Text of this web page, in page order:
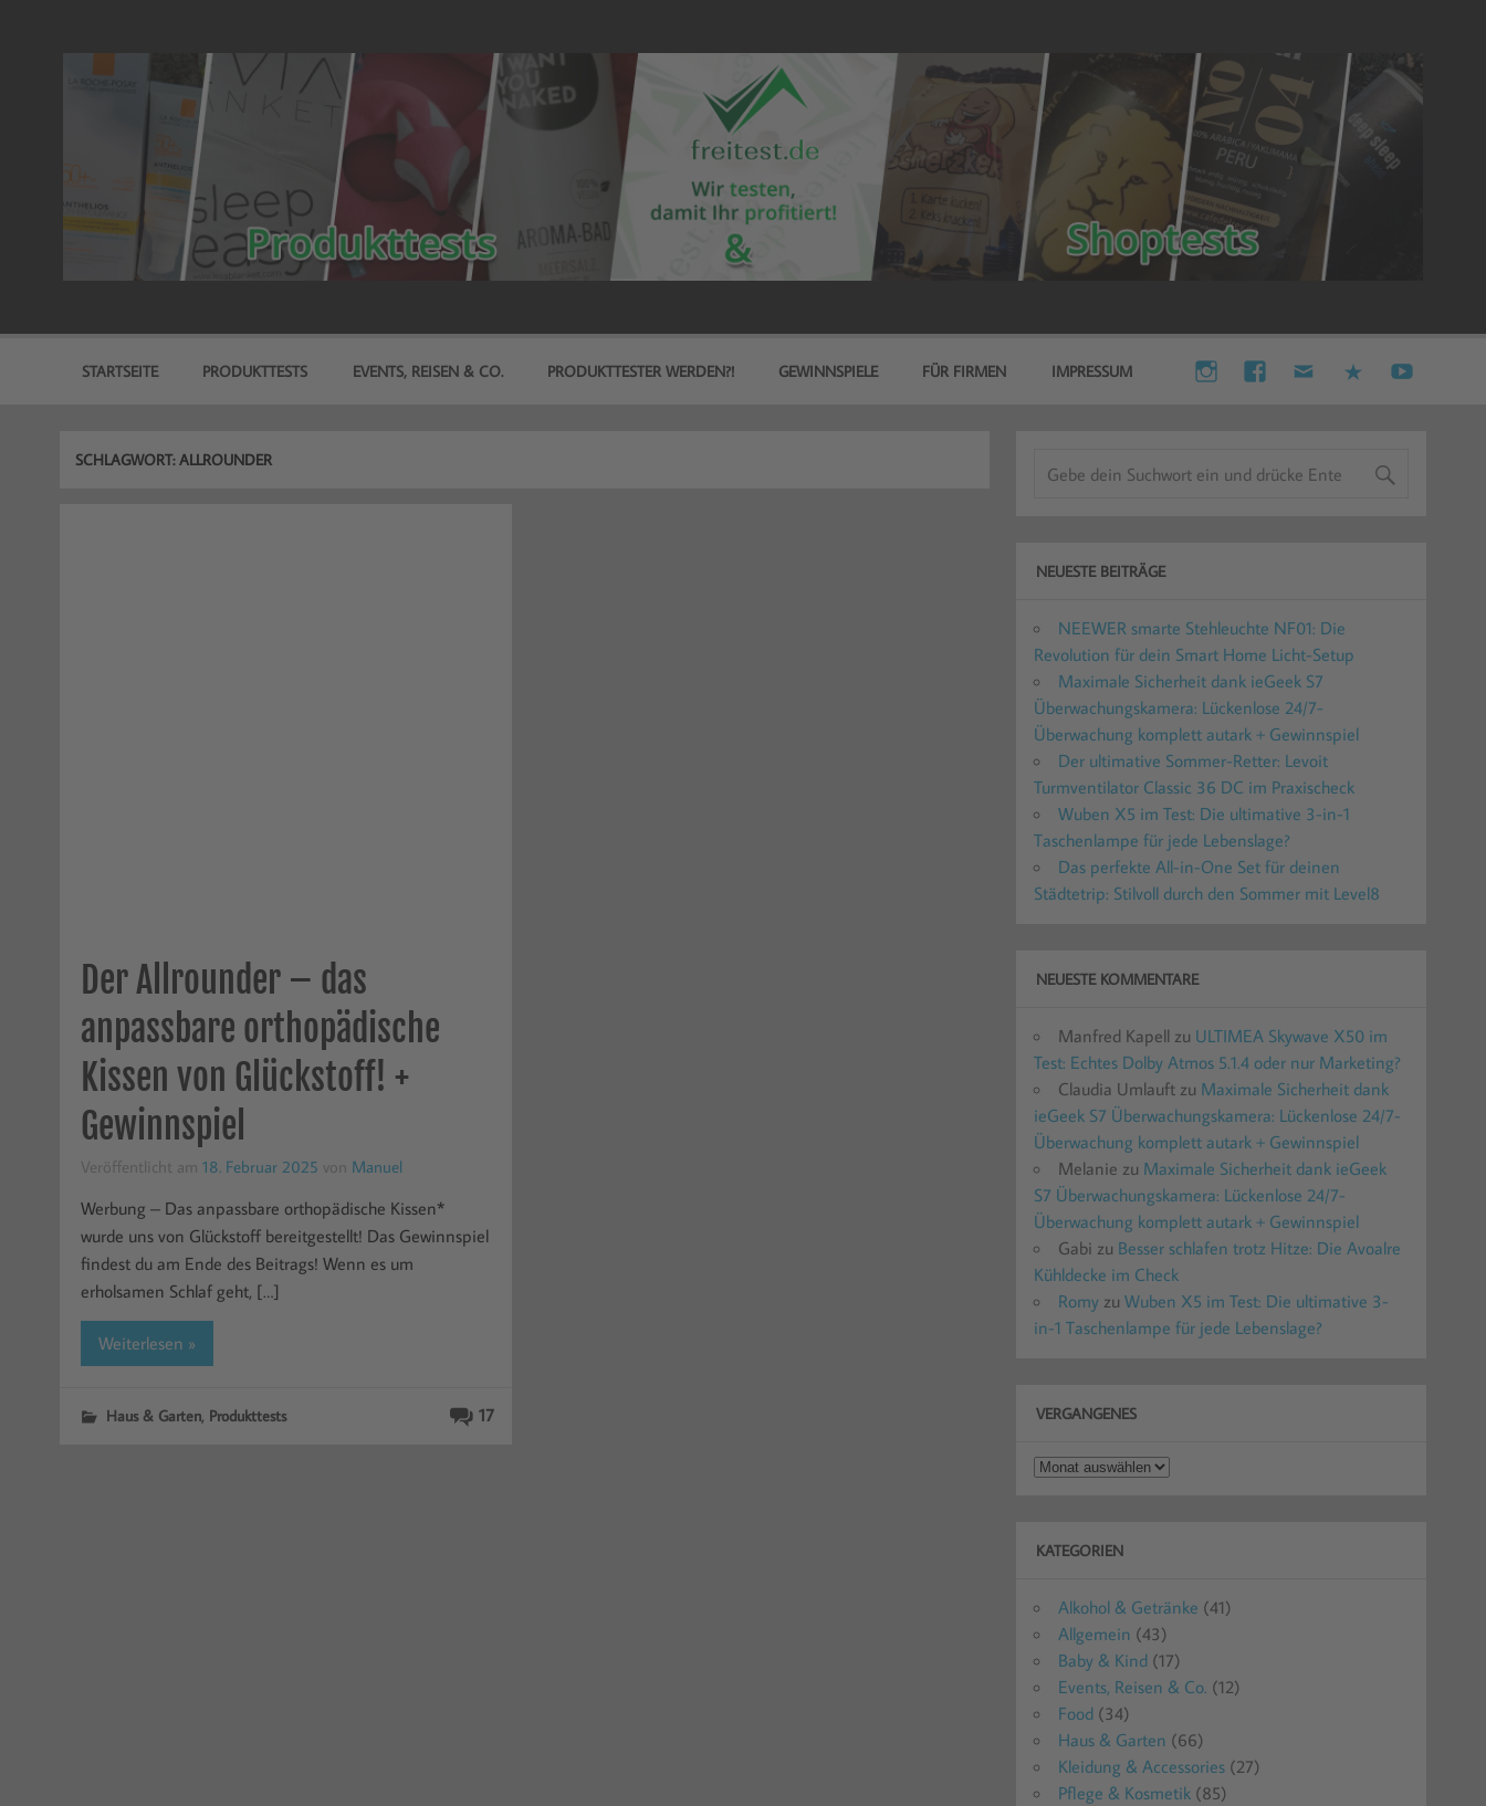
STARTSEITE PRODUKTTESTS EVENTS, REISEN & CO. PRODUKTTESTER WERDEN?! GEWINNSPIELE FÜR FIRMEN IMPRESSUM
SCHLAGWORT:ALLROUNDER
Der Allrounder – das
anpassbare orthopädische
Kissen von Glückstoff! +
Gewinnspiel
Veröffentlicht am 18. Februar 2025 von Manuel
Werbung – Das anpassbare orthopädische Kissen*
wurde uns von Glückstoff bereitgestellt! Das Gewinnspiel
findest du am Ende des Beitrags! Wenn es um
erholsamen Schlaf geht, […]
Weiterlesen »
17
Haus & Garten, Produkttests
NEUESTE BEITRÄGE
NEEWER smarte Stehleuchte NF01: Die
Revolution für dein Smart Home Licht-Setup
Maximale Sicherheit dank ieGeek S7
Überwachungskamera: Lückenlose 24/7-
Überwachung komplett autark + Gewinnspiel
Der ultimative Sommer-Retter: Levoit
Turmventilator Classic 36 DC im Praxischeck
Wuben X5 im Test: Die ultimative 3-in-1
Taschenlampe für jede Lebenslage?
Das perfekte All-in-One Set für deinen
Städtetrip: Stilvoll durch den Sommer mit Level8
NEUESTE KOMMENTARE
Manfred Kapell zu ULTIMEA Skywave X50 im
Test: Echtes Dolby Atmos 5.1.4 oder nur Marketing?
Claudia Umlauft zu Maximale Sicherheit dank
ieGeek S7 Überwachungskamera: Lückenlose 24/7-
Überwachung komplett autark + Gewinnspiel
Melanie zu Maximale Sicherheit dank ieGeek
S7 Überwachungskamera: Lückenlose 24/7-
Überwachung komplett autark + Gewinnspiel
Gabi zu Besser schlafen trotz Hitze: Die Avoalre
Kühldecke im Check
Romy zuWuben X5 im Test: Die ultimative 3-
in-1 Taschenlampe für jede Lebenslage?
VERGANGENES
Vergangenes
KATEGORIEN
Alkohol & Getränke (41)
Allgemein (43)
Baby & Kind (17)
Events, Reisen & Co. (12)
Food (34)
Haus & Garten (66)
Kleidung & Accessories (27)
Pflege & Kosmetik (85)